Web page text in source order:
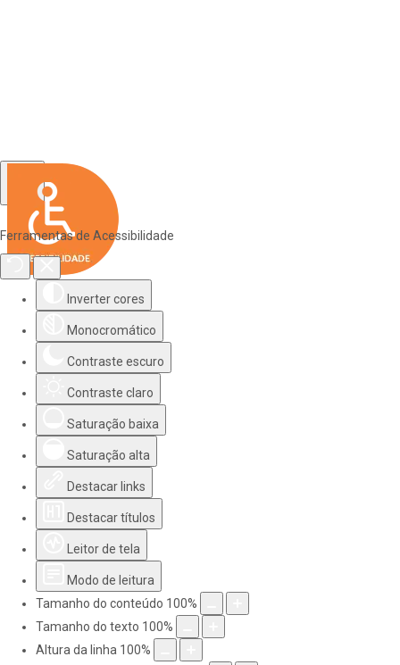
Ferramentas de Acessibilidade
Inverter cores
Monocromático
Contraste escuro
Contraste claro
Saturação baixa
Saturação alta
Destacar links
Destacar títulos
Leitor de tela
Modo de leitura
Tamanho do conteúdo 100%
Tamanho do texto 100%
Altura da linha 100%